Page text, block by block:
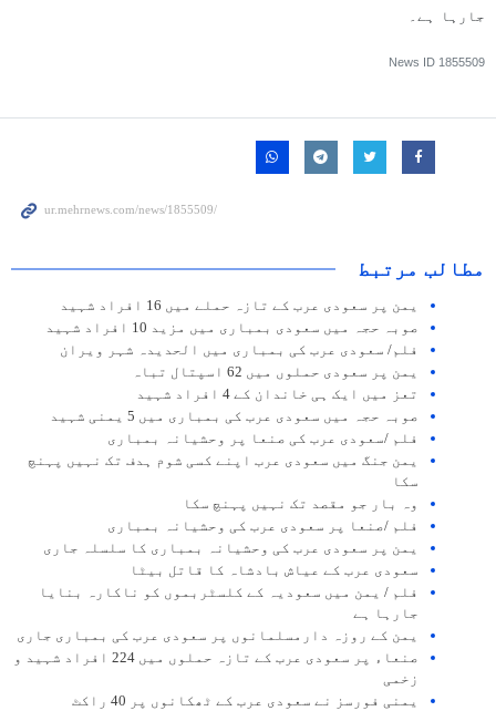
جارہا ہے۔
News ID 1855509
مطالب مرتبط
یمن پر سعودی عرب کے تازہ حملے میں 16 افراد شہید
صوبہ حجہ میں سعودی بمباری میں مزید 10 افراد شہید
فلم/ سعودی عرب کی بمباری میں الحدیدہ شہر ویران
یمن پر سعودی حملوں میں 62 اسپتال تباہ
تعز میں ایک ہی خاندان کے 4 افراد شہید
صوبہ حجہ میں سعودی عرب کی بمباری میں 5 یمنی شہید
فلم /سعودی عرب کی صنعا پر وحشیانہ بمباری
یمن جنگ میں سعودی عرب اپنے کسی شوم ہدف تک نہیں پہنچ
سکا
وہ بار جو مقصد تک نہیں پہنچ سکا
فلم /صنعا پر سعودی عرب کی وحشیانہ بمباری
یمن پر سعودی عرب کی وحشیانہ بمباری کا سلسلہ جاری
سعودی عرب کے عیاش بادشاہ کا قاتل بیٹا
فلم / یمن میں سعودیہ کے کلسٹربموں کو ناکارہ بنایا
جارہا ہے
یمن کے روزہ دارمسلمانوں پر سعودی عرب کی بمباری جاری
صنعاء پر سعودی عرب کے تازہ حملوں میں 224 افراد شہید و
زخمی
یمنی فورسز نے سعودی عرب کے ٹھکانوں پر 40 راکٹ